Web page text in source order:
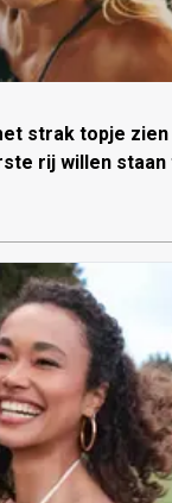
strak topje zien
rij willen staan